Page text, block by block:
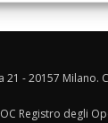
- 20157
Registro degli